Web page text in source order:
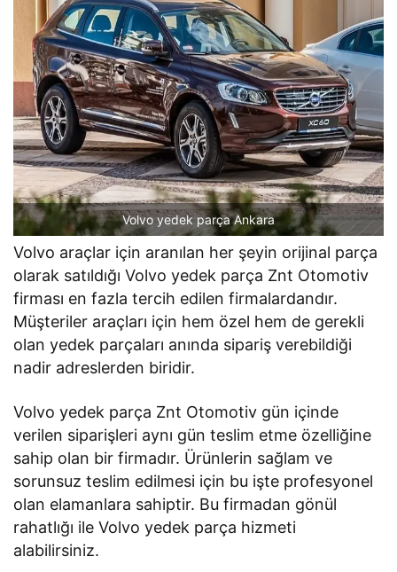
Volvo yedek parça Ankara
Volvo araçlar için aranılan her şeyin orijinal parça
olarak satıldığı Volvo yedek parça Znt Otomotiv
firması en fazla tercih edilen firmalardandır.
Müşteriler araçları için hem özel hem de gerekli
olan yedek parçaları anında sipariş verebildiği
nadir adreslerden biridir.
Volvo yedek parça Znt Otomotiv gün içinde
verilen siparişleri aynı gün teslim etme özelliğine
sahip olan bir firmadır. Ürünlerin sağlam ve
sorunsuz teslim edilmesi için bu işte profesyonel
olan elamanlara sahiptir. Bu firmadan gönül
rahatlığı ile Volvo yedek parça hizmeti
alabilirsiniz.